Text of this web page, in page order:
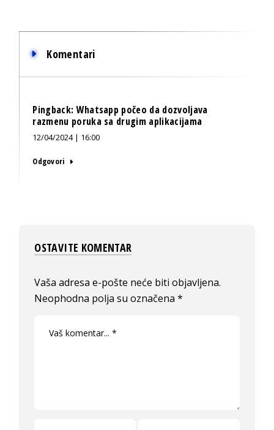
Komentari
Pingback:Whatsapp počeo da dozvoljava
razmenu poruka sa drugim aplikacijama
12/04/2024 | 16:00
Odgovori
OSTAVITE KOMENTAR
Vaša adresa e-pošte neće biti objavljena.
Neophodna polja su označena*